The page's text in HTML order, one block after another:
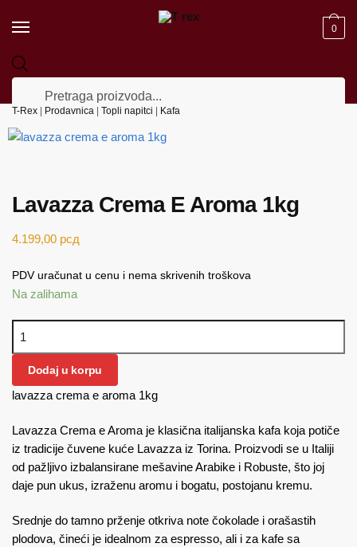
0
T-Rex Prodavnica Topli napitci Kafa
Lavazza Crema E Aroma 1kg
4.199,00 рсд
PDV uračunat u cenu i nema skrivenih troškova
Na zalihama
Dodaj u korpu
lavazza crema e aroma 1kg
Lavazza Crema e Aroma je klasična italijanska kafa koja potiče
iz tradicije čuvene kuće Lavazza iz Torina. Proizvodi se u Italiji
od pažljivo izbalansirane mešavine Arabike i Robuste, što joj
daje pun ukus, izraženu aromu i bogatu, postojanu kremu.
Srednje do tamno prženje otkriva note čokolade i orašastih
plodova, čineći je idealnom za espresso, ali i za kafe sa